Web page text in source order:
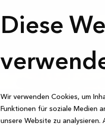
Diese
Wir verwenden Cookies, um
Funktionen für soziale Medien
unsere Website zu